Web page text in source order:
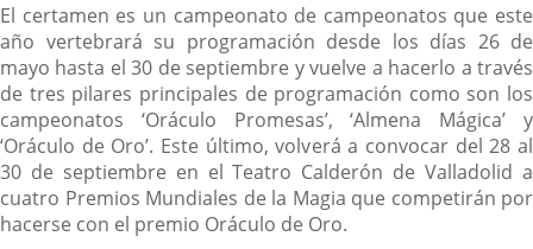
El certamen es un campeonato de campeonatos que este
año vertebrará su programación desde los días 26 de
mayo hasta el 30 de septiembre y vuelve a hacerlo a través
de tres pilares principales de programación como son los
campeonatos ‘Oráculo Promesas’, ‘Almena Mágica’ y
‘Oráculo de Oro’. Este último, volverá a convocar del 28 al
30 de septiembre en el Teatro Calderón de Valladolid a
cuatro Premios Mundiales de la Magia que competirán por
hacerse con el premio Oráculo de Oro.